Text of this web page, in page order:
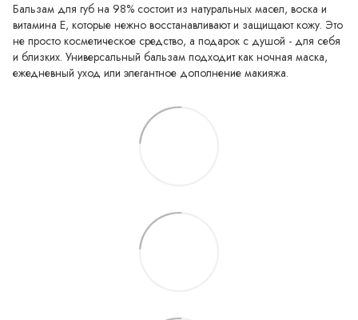
Бальзам для губ на 98% состоит из натуральных масел, воска и
витамина Е, которые нежно восстанавливают и защищают кожу. Это
не просто косметическое средство, а подарок с душой - для себя
и близких. Универсальный бальзам подходит как ночная маска,
ежедневный уход или элегантное дополнение макияжа.